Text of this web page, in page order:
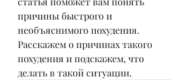
причины быстрого и
необъяснимого похудения.
Расскажем о причинах такого
похудения и подскажем, что
делать в такой ситуации.